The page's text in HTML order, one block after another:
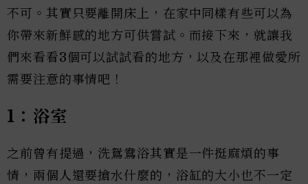
不可。其實只要離開床上，在家中同樣有些可以為
你帶來新鮮感的地方可供嘗試。而接下來，就讓我
們來看看3個可以試試看的地方，以及在那裡做愛所
需要注意的事情吧！
1：浴室
之前曾有提過，洗鴛鴦浴其實是一件挺麻煩的事
情，兩個人還要搶水什麼的，浴缸的大小也不一定